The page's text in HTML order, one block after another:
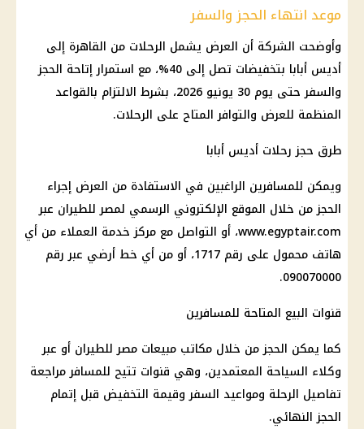
موعد انتهاء الحجز والسفر
وأوضحت الشركة أن العرض يشمل الرحلات من القاهرة إلى
أديس أبابا بتخفيضات تصل إلى 40%، مع استمرار إتاحة الحجز
والسفر حتى يوم 30 يونيو 2026، بشرط الالتزام بالقواعد
المنظمة للعرض والتوافر المتاح على الرحلات.
طرق حجز رحلات أديس أبابا
ويمكن للمسافرين الراغبين في الاستفادة من العرض إجراء
الحجز من خلال الموقع الإلكتروني الرسمي لمصر للطيران عبر
www.egyptair.com، أو التواصل مع مركز خدمة العملاء من أي
هاتف محمول على رقم 1717، أو من أي خط أرضي عبر رقم
090070000.
قنوات البيع المتاحة للمسافرين
كما يمكن الحجز من خلال مكاتب مبيعات مصر للطيران أو عبر
وكلاء السياحة المعتمدين، وهي قنوات تتيح للمسافر مراجعة
تفاصيل الرحلة ومواعيد السفر وقيمة التخفيض قبل إتمام
الحجز النهائي.